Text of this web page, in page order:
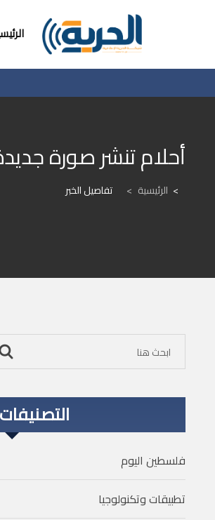
أحلام تنشر صورة
الرئيسية > تفاصيل الخبر
التصنيفات
فلسطين اليوم
تطبيقات وتكنولوجيا